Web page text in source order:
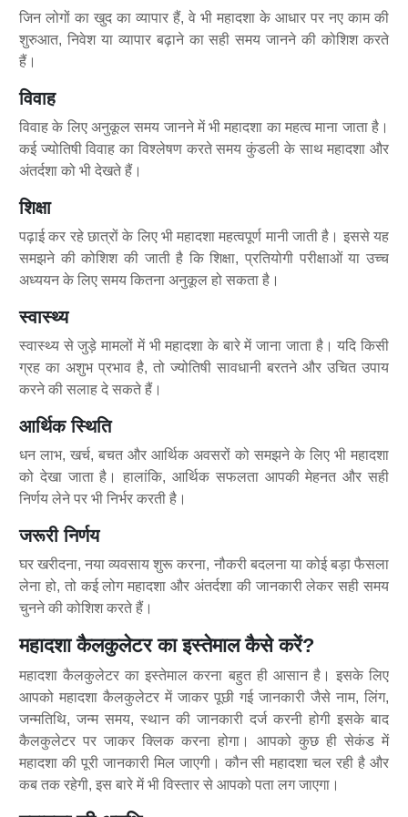
जिन लोगों का खुद का व्यापार हैं, वे भी महादशा के आधार पर नए काम की
शुरुआत, निवेश या व्यापार बढ़ाने का सही समय जानने की कोशिश करते
हैं।
विवाह
विवाह के लिए अनुकूल समय जानने में भी महादशा का महत्व माना जाता है।
कई ज्योतिषी विवाह का विश्लेषण करते समय कुंडली के साथ महादशा और
अंतर्दशा को भी देखते हैं।
शिक्षा
पढ़ाई कर रहे छात्रों के लिए भी महादशा महत्वपूर्ण मानी जाती है। इससे यह
समझने की कोशिश की जाती है कि शिक्षा, प्रतियोगी परीक्षाओं या उच्च
अध्ययन के लिए समय कितना अनुकूल हो सकता है।
स्वास्थ्य
स्वास्थ्य से जुड़े मामलों में भी महादशा के बारे में जाना जाता है। यदि किसी
ग्रह का अशुभ प्रभाव है, तो ज्योतिषी सावधानी बरतने और उचित उपाय
करने की सलाह दे सकते हैं।
आर्थिक स्थिति
धन लाभ, खर्च, बचत और आर्थिक अवसरों को समझने के लिए भी महादशा
को देखा जाता है। हालांकि, आर्थिक सफलता आपकी मेहनत और सही
निर्णय लेने पर भी निर्भर करती है।
जरूरी निर्णय
घर खरीदना, नया व्यवसाय शुरू करना, नौकरी बदलना या कोई बड़ा फैसला
लेना हो, तो कई लोग महादशा और अंतर्दशा की जानकारी लेकर सही समय
चुनने की कोशिश करते हैं।
महादशा कैलकुलेटर का इस्तेमाल कैसे करें?
महादशा कैलकुलेटर का इस्तेमाल करना बहुत ही आसान है। इसके लिए
आपको महादशा कैलकुलेटर में जाकर पूछी गई जानकारी जैसे नाम, लिंग,
जन्मतिथि, जन्म समय, स्थान की जानकारी दर्ज करनी होगी इसके बाद
कैलकुलेटर पर जाकर क्लिक करना होगा। आपको कुछ ही सेकंड में
महादशा की पूरी जानकारी मिल जाएगी। कौन सी महादशा चल रही है और
कब तक रहेगी, इस बारे में भी विस्तार से आपको पता लग जाएगा।